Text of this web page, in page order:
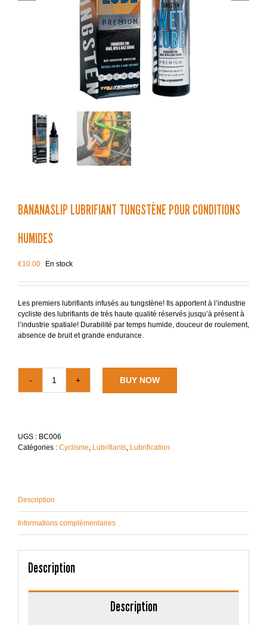
BANANASLIP LUBRIFIANT TUNGSTÈNE POUR CONDITIONS
HUMIDES
€10.00 En stock
Les premiers lubrifiants infusés au tungstène! Ils apportent à l’industrie
cycliste des lubrifiants de très haute qualité réservés jusqu’à présent à
l’industrie spatiale! Durabilité par temps humide, douceur de roulement,
absence de bruit et grande endurance.
quantité
de
POUR
CONDITIONS
BUY NOW
UGS : BC006
Catégories : Cyclisme, Lubrifiants, Lubrification
Description
Informations complémentaires
Description
Description